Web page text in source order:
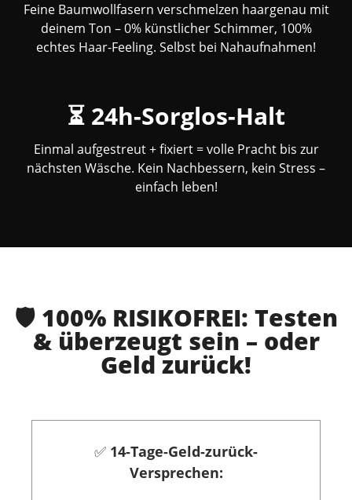
Feine Baumwollfasern verschmelzen haargenau mit
deinem Ton – 0% künstlicher Schimmer, 100%
echtes Haar-Feeling. Selbst bei Nahaufnahmen!
⏳ 24h-Sorglos-Halt
Einmal aufgestreut + fixiert = volle Pracht bis zur
nächsten Wäsche. Kein Nachbessern, kein Stress –
einfach leben!
🛡️ 100% RISIKOFREI: Testen
& überzeugt sein – oder
Geld zurück!
✅ 14-Tage-Geld-zurück-
Versprechen: